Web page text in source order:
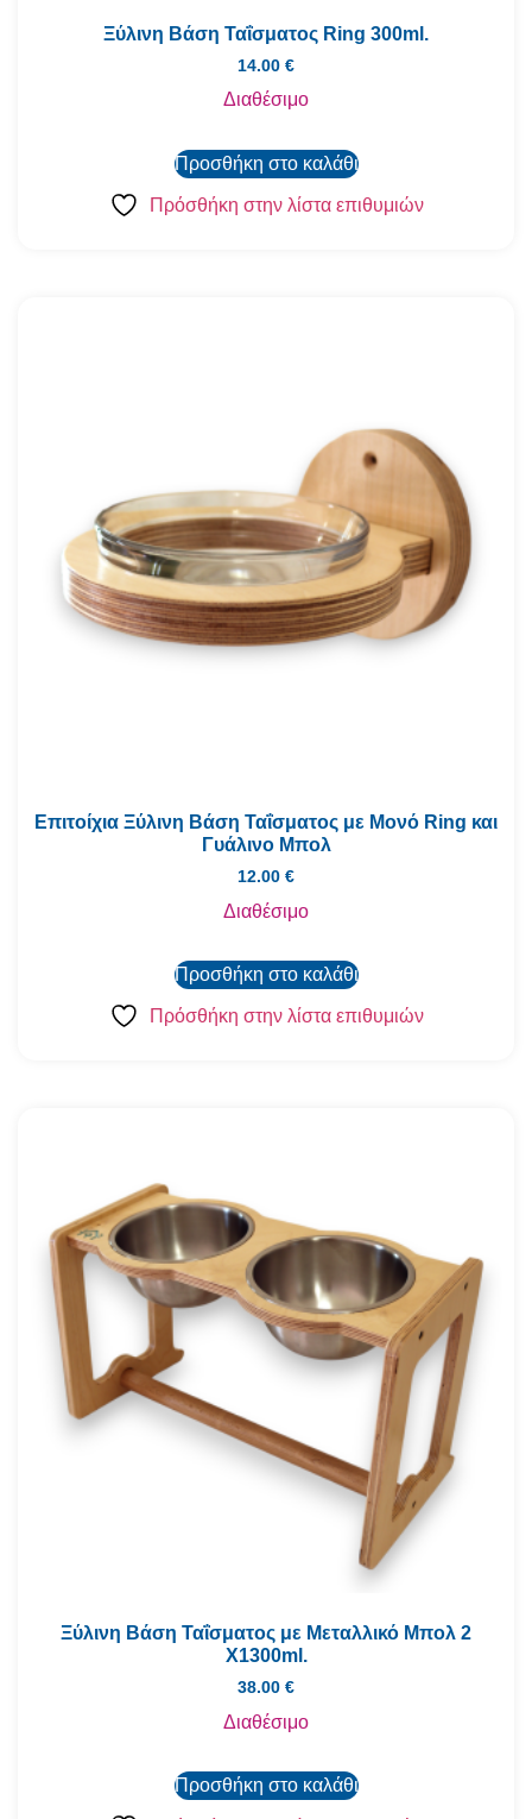
Ξύλινη Βάση Ταΐσματος Ring 300ml.
14.00 €
Διαθέσιμο
Προσθήκη στο καλάθι
Πρόσθήκη στην λίστα επιθυμιών
Επιτοίχια Ξύλινη Βάση Ταΐσματος με Μονό Ring και
Γυάλινο Μπολ
12.00 €
Διαθέσιμο
Προσθήκη στο καλάθι
Πρόσθήκη στην λίστα επιθυμιών
Ξύλινη Βάση Ταΐσματος με Μεταλλικό Μπολ 2
Χ1300ml.
38.00 €
Διαθέσιμο
Προσθήκη στο καλάθι